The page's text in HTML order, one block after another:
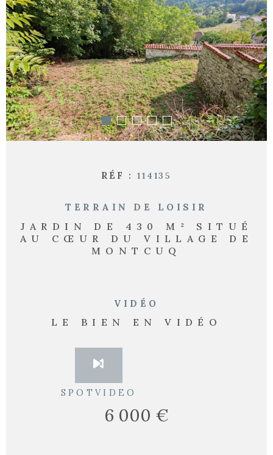
CONTACT
RÉF :114135
TERRAIN DE LOISIR
JARDIN DE 430 M² SITUÉ
AU CŒUR DU VILLAGE DE
MONTCUQ
VIDÉO
LE BIEN EN VIDÉO
SPOTVIDEO
6 000 €
Budget
BUDGET
RECHERCHER